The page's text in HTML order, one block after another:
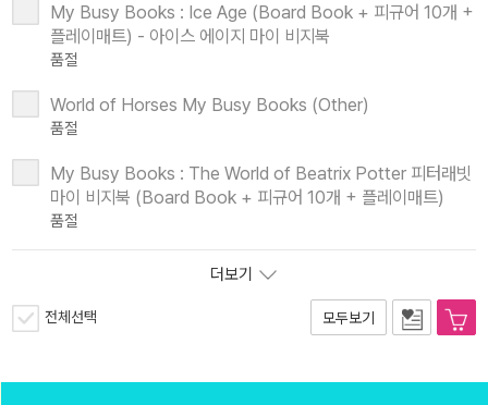
My Busy Books : Ice Age (Board Book + 피규어 10개 +
플레이매트) - 아이스 에이지 마이 비지북
품절
World of Horses My Busy Books (Other)
품절
My Busy Books : The World of Beatrix Potter 피터래빗
마이 비지북 (Board Book + 피규어 10개 + 플레이매트)
품절
더보기
전체선택 모두보기